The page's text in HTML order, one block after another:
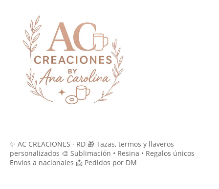
✨ AC CREACIONES · RD 🎁 Tazas, termos y llaveros
personalizados 🎨 Sublimación • Resina • Regalos únicos
Envíos a nacionales 📩 Pedidos por DM